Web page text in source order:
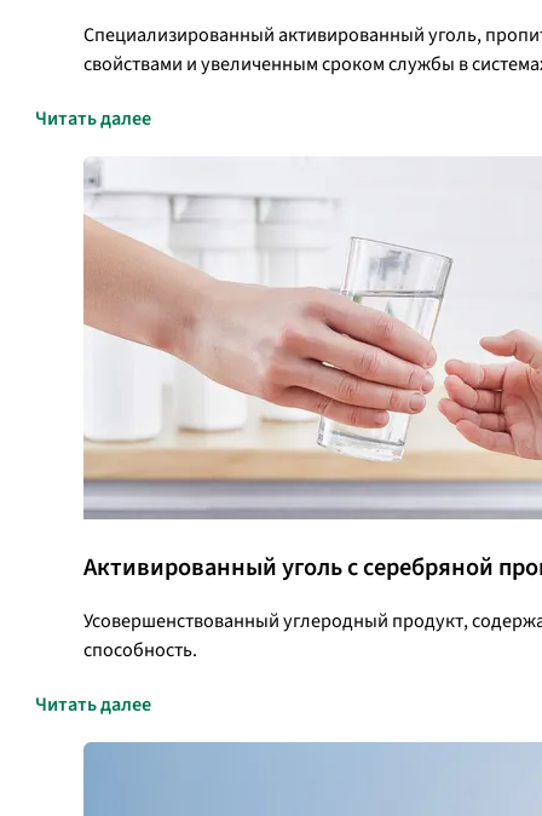
Специализированный активированный уголь,
свойствами и увеличенным сроком службы в
Читать далее
Активированный уголь с серебряной
Усовершенствованный углеродный продукт,
способность.
Читать далее